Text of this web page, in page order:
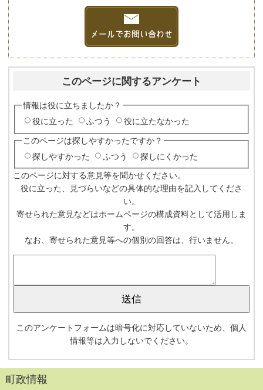
このページに関するアンケート
情報は役に立ちましたか？
役に立った
ふつう 役に立たなかった
このページは探しやすかったですか？
探しやすかった
ふつう 探しにくかった
このページに対する意見等を聞かせください。
役に立った、見づらいなどの具体的な理由を記入してくださ
い。
寄せられた意見などはホームページの構成資料として活用しま
す。
なお、寄せられた意見等への個別の回答は、行いません。
このアンケートフォームは暗号化に対応していないため、個人
情報等は入力しないでください。
町政情報